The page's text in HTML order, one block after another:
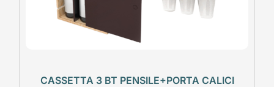
CASSETTA 3 BT PENSILE+PORTA CALICI